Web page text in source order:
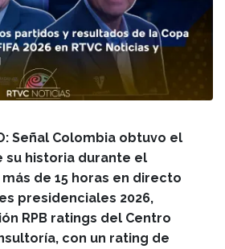
Señal Colombia obtuvo el
su historia durante el
de 15 horas en directo
presidenciales 2026,
RPB ratings del Centro
con un rating de